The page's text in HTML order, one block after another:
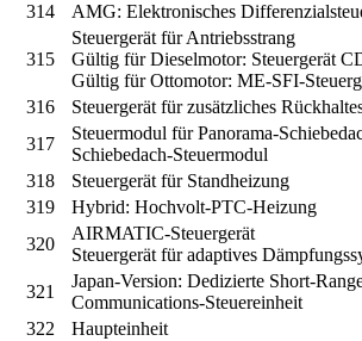
314
AMG: Elektronisches
315
Steuergerät für Antriebsstrang
Gültig für Dieselmotor: Steuergerät
Gültig für Ottomotor: ME-SFI-
316 Steuergerät für zusätzliches
317
Steuermodul für Panorama-
Schiebedach-Steuermodul
318
Steuergerät für Standheizung
319
Hybrid: Hochvolt-PTC-Heizung
320
AIRMATIC-Steuergerät
Steuergerät für adaptives
321
Japan-Version: Dedizierte Short-
Communications-Steuereinheit
322
Haupteinheit